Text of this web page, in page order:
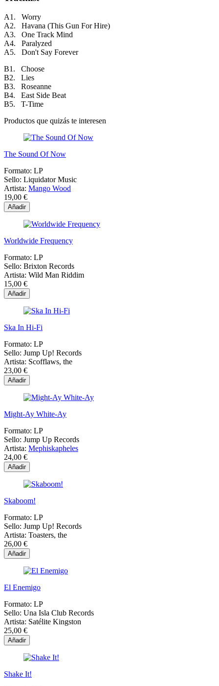
A1. Worry
A2. Havana (This Gun For Hire)
A3. One Track Mind
A4. Paralyzed
A5. Don't Say Forever
B1. Choose
B2. Lies
B3. Roseanne
B4. East Side Beat
B5. T-Time
Productos que quizás te interesen
The Sound Of Now
Formato: LP
Sello: Liquidator Music
Artista: Mango Wood
19,00 €
Añadir
Worldwide Frequency
Formato: LP
Sello: Brixton Records
Artista: Wild Man Riddim
15,00 €
Añadir
Ska In Hi-Fi
Formato: LP
Sello: Jump Up! Records
Artista: Scofflaws, the
23,00 €
Añadir
Might-Ay White-Ay
Formato: LP
Sello: Jump Up Records
Artista: Mephiskapheles
24,00 €
Añadir
Skaboom!
Formato: LP
Sello: Jump Up! Records
Artista: Toasters, the
26,00 €
Añadir
El Enemigo
Formato: LP
Sello: Una Isla Club Records
Artista: Satélite Kingston
25,00 €
Añadir
Shake It!